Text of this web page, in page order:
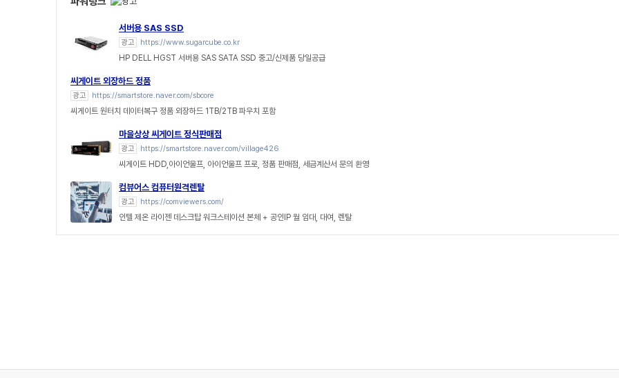
서버용 SAS SSD
광고 https://www.sugarcube.co.kr
HP DELL HGST 서버용 SAS SATA SSD 중고/신제품 당일공급
씨게이트 외장하드 정품
광고 https://smartstore.naver.com/sbcore
씨게이트 원터치 데이터복구 정품 외장하드 1TB/2TB 파우치 포함
마을상상 씨게이트 정식판매점
광고 https://smartstore.naver.com/village426
씨게이트 HDD,아이언울프, 아이언울프 프로, 정품 판매점, 세금계산서 문의 환영
컴뷰어스 컴퓨터원격렌탈
광고 https://comviewers.com/
인텔 제온 라이젠 데스크탑 워크스테이션 본체 + 공인IP 월 임대, 대여, 렌탈